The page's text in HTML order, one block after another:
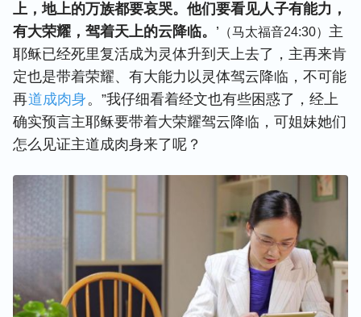
上，地上的万族都要哀哭。他们要看见人子有能力，
有大荣耀，驾着天上的云降临。 ’ （马太福音24:30） 主
耶稣已经死里复活成为灵体升到天上去了，主再来肯
定也是带着荣耀、有大能力以灵体驾云降临，不可能
再道成肉身。”我仔细看着经文也有些困惑了，经上
确实预言主耶稣要带着大荣耀驾云降临，可姐妹她们
怎么见证主道成肉身来了呢？